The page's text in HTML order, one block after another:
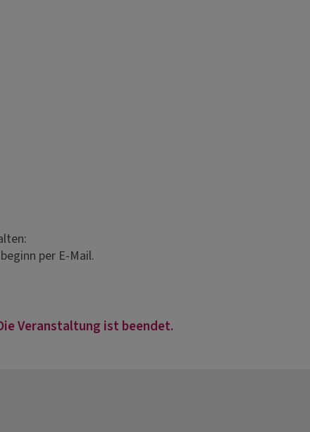
per E-Mail.
Veranstaltung ist beendet.